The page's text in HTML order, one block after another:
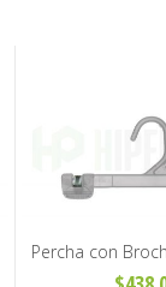
Percha con
para Pantalón y